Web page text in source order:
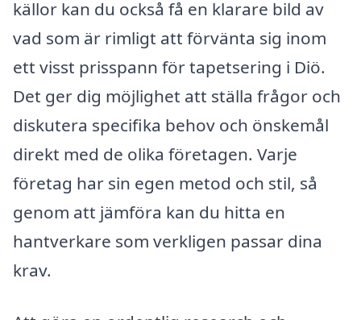
källor kan du också få en klarare bild av
vad som är rimligt att förvänta sig inom
ett visst prisspann för tapetsering i Diö.
Det ger dig möjlighet att ställa frågor och
diskutera specifika behov och önskemål
direkt med de olika företagen. Varje
företag har sin egen metod och stil, så
genom att jämföra kan du hitta en
hantverkare som verkligen passar dina
krav.